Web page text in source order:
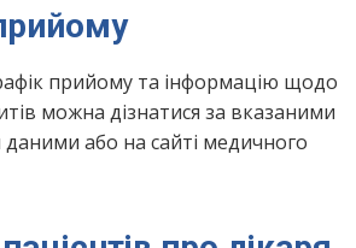
прийому та інформацію щодо
можна дізнатися за вказаними
або на сайті медичного